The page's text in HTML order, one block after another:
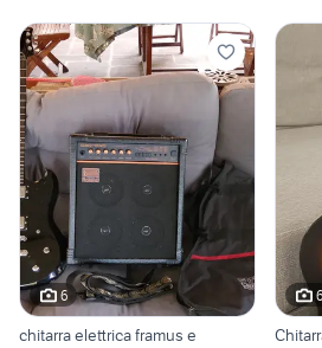
6
chitarra elettrica framus e
6